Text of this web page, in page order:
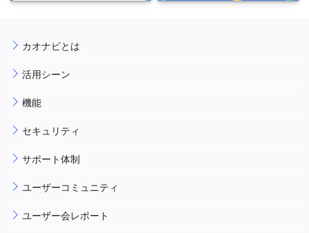
カオナビとは
活用シーン
機能
セキュリティ
サポート体制
ユーザーコミュニティ
ユーザー会レポート